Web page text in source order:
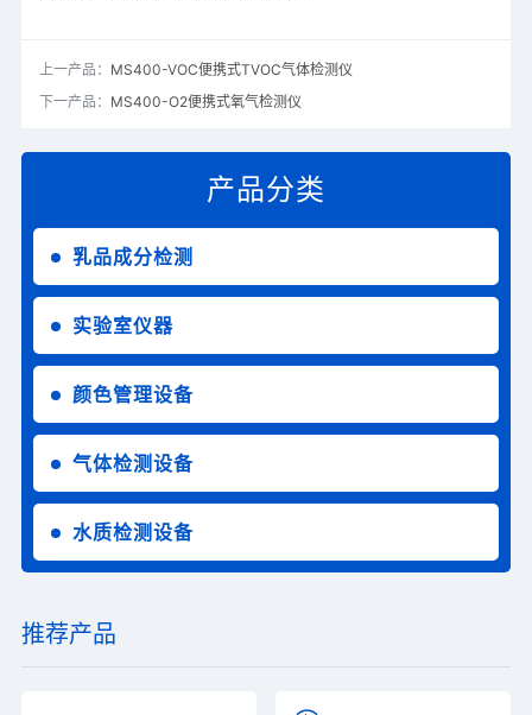
产品分类
乳品成分检测
实验室仪器
颜色管理设备
气体检测设备
水质检测设备
上一产品： MS400-VOC便携式TVOC气体检测仪
下一产品： MS400-O2便携式氧气检测仪
推荐产品